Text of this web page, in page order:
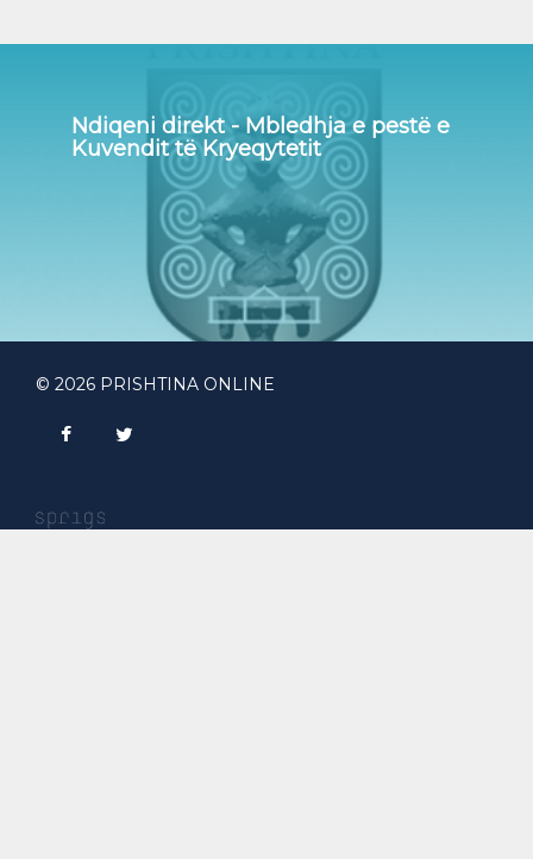
Ndiqeni direkt - Mbledhja e pestë e
Kuvendit të Kryeqytetit
© 2026 PRISHTINA ONLINE